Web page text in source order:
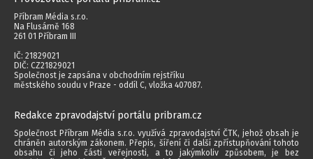
Příbram Média s.r.o.
Na Flusárně 168
261 01 Příbram III
IČ: 21829021
DIČ: CZ21829021
Společnost je zapsána v obchodním rejstříku
městského soudu v Praze - oddíl C, vložka 407087.
Redakce zpravodajství portálu pribram.cz
Společnost Příbram Média s.r.o. využívá zpravodajství ČTK, jehož obsah je
chráněn autorským zákonem. Přepis, šíření či další zpřístupňování tohoto
obsahu či jeho části veřejnosti, a to jakýmkoliv způsobem, je bez